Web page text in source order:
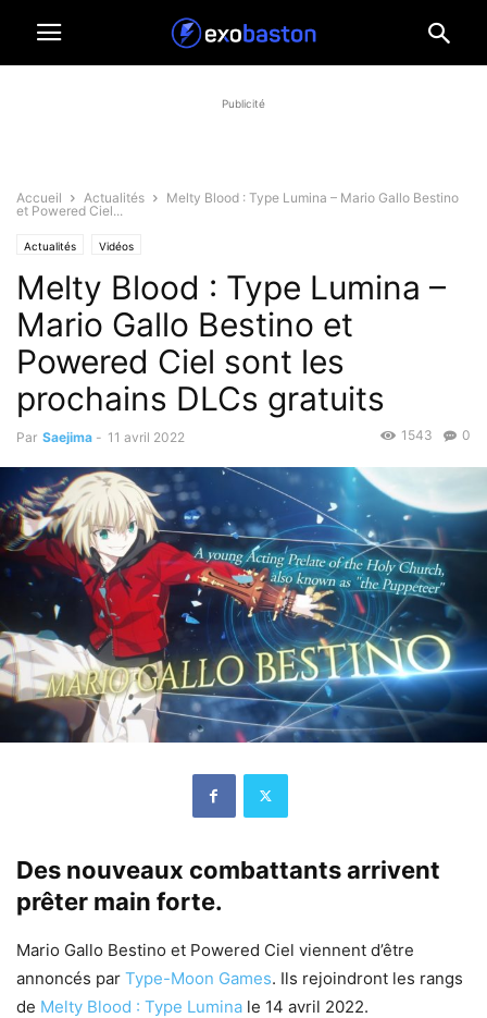
Publicité
Accueil Actualités
Melty Blood : Type Lumina – Mario Gallo Bestino
et Powered Ciel...
Actualités Vidéos
Melty Blood : Type Lumina –
Mario Gallo Bestino et
Powered Ciel sont les
prochains DLCs gratuits
Par Saejima - 11 avril 2022 0
1543
Des nouveaux combattants arrivent
prêter main forte.
Mario Gallo Bestino et Powered Ciel viennent d’être
annoncés par Type-Moon Games. Ils rejoindront les rangs
de Melty Blood : Type Lumina le 14 avril 2022.